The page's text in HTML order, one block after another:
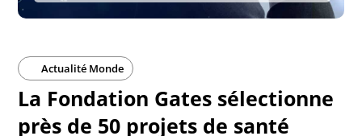
Actualité Monde
La Fondation Gates sélectionne
près de 50 projets de santé